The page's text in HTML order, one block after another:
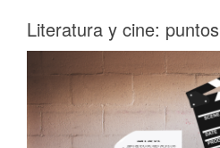
Literatura y cine: